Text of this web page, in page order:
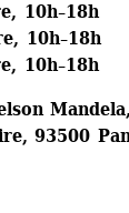
10h–18h
10h–18h
10h–18h
93500